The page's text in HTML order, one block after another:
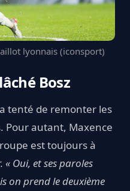
lyonnais (iconsport)
Bosz
tenté de remonter les
Pour autant, Maxence
est toujours à
« Oui, et ses paroles
on prend le deuxième